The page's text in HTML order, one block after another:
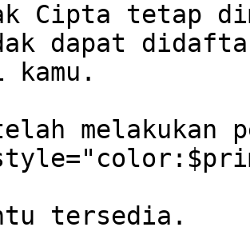
Cipta tetap
dapat
melakukan
tersedia.